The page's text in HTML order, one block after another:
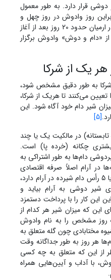
قرار دارد. به طور معمول
است. بنابراین روز وادوش در روز چهل و
پنجم شیردوشی صورت می‌گیرد. در ارمیان حدود 20 روز بعد از آغاز
مجن 15 روز بعد از «دام و دوش» وادوش برگزار
شرکا به طور دقیق مشخص شود،
می‌کنند تا هریک از شرکا،
شیر دام خود آگاه شود. این
[5]
تابستانه) در مالکیت یک یا چند
چکانه (خرده پا) است.
دام‌ها به طور اشتراکی به
در آرام اصلاً صرفه اقتصادی
ندارد. برای نمونه فردی که تنها 4 یا 5 رأس دام شیرده در آرام دارد،
شیر دوشی به آرام بیاید و
این کار را با پرداخت دستمزد
این که میزان شیر هر کدام از
مشخص را به نام وادوش
مختابادی چون گله متعلق به
هر روز به طور جداگانه وقت
از این که متعلق به چه کسی
با آداب و آیین‌هایی همراه